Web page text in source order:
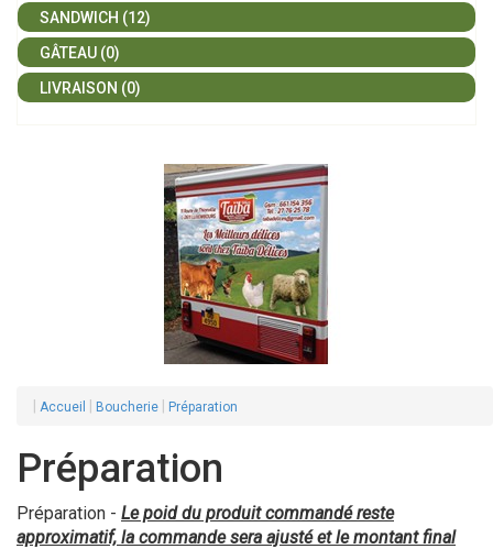
SANDWICH (12)
GÂTEAU (0)
LIVRAISON (0)
Accueil Boucherie Préparation
Préparation
Préparation - Le poid du produit commandé reste
approximatif, la commande sera ajusté et le montant final